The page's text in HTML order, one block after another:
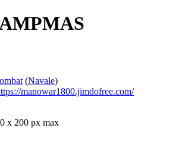
(Navale)
manowar1800.jimdofree.com/
x 200 px max